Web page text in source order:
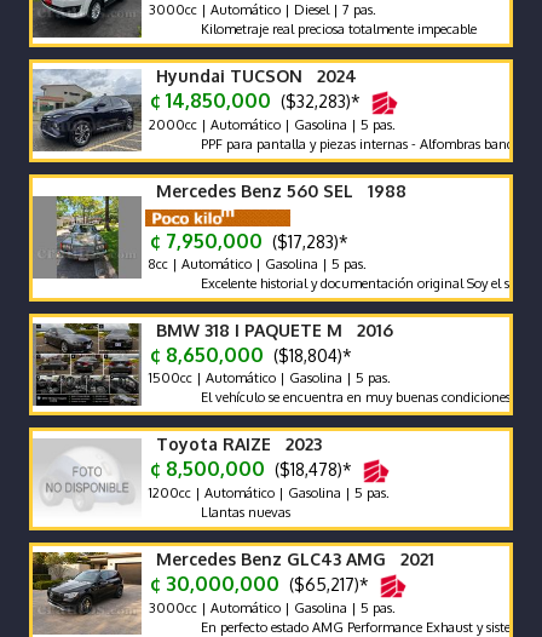
3000cc | Automático | Diesel | 7 pas.
Kilometraje real preciosa totalmente impecable
Hyundai TUCSON 2024
¢ 14,850,000 ($32,283)*
2000cc | Automático | Gasolina | 5 pas.
PPF para pantalla y piezas internas - Alfombras bandeja -
Mercedes Benz 560 SEL 1988
¢ 7,950,000 ($17,283)*
8cc | Automático | Gasolina | 5 pas.
Excelente historial y documentación original Soy el segundo
BMW 318 I PAQUETE M 2016
¢ 8,650,000 ($18,804)*
1500cc | Automático | Gasolina | 5 pas.
El vehículo se encuentra en muy buenas condiciones tanto
Toyota RAIZE 2023
¢ 8,500,000 ($18,478)*
1200cc | Automático | Gasolina | 5 pas.
Llantas nuevas
Mercedes Benz GLC43 AMG 2021
¢ 30,000,000 ($65,217)*
3000cc | Automático | Gasolina | 5 pas.
En perfecto estado AMG Performance Exhaust y sistema de